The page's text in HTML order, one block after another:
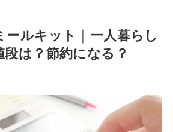
ールキット｜一人暮らし
は？節約になる？